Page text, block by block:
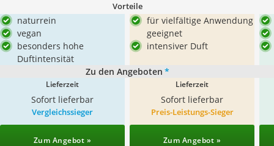
Vorteile
naturrein
vegan
besonders hohe
Duftintensität
für vielfältige Anwendung
geeignet
intensiver Duft
Zu den Angeboten *
Lieferzeit
Sofort lieferbar
Lieferzeit
Sofort lieferbar
Vergleichssieger
Zum Angebot »
Preis-Leistungs-Sieger
Zum Angebot »